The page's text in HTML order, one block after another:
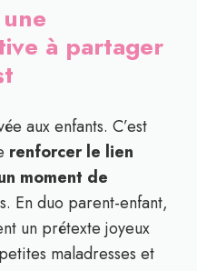
à partager
aux enfants. C’est
renforcer le lien
moment de
En duo parent-enfant,
un prétexte joyeux
maladresses et